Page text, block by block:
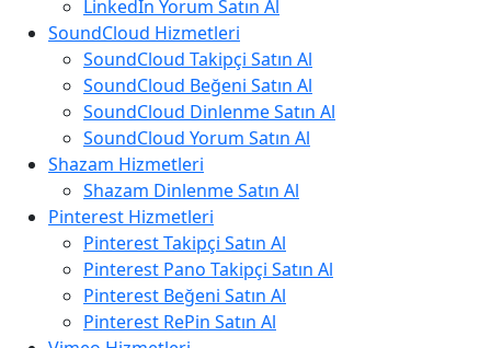
LinkedIn Yorum Satın Al
SoundCloud Hizmetleri
SoundCloud Takipçi Satın Al
SoundCloud Beğeni Satın Al
SoundCloud Dinlenme Satın Al
SoundCloud Yorum Satın Al
Shazam Hizmetleri
Shazam Dinlenme Satın Al
Pinterest Hizmetleri
Pinterest Takipçi Satın Al
Pinterest Pano Takipçi Satın Al
Pinterest Beğeni Satın Al
Pinterest RePin Satın Al